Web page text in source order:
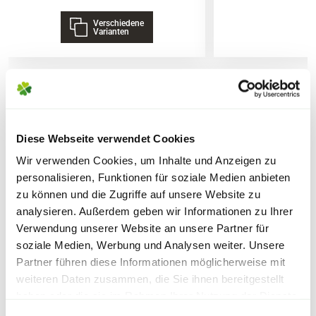
Diese Webseite verwendet Cookies
Wir verwenden Cookies, um Inhalte und Anzeigen zu
personalisieren, Funktionen für soziale Medien anbieten
zu können und die Zugriffe auf unsere Website zu
analysieren. Außerdem geben wir Informationen zu Ihrer
Verwendung unserer Website an unsere Partner für
soziale Medien, Werbung und Analysen weiter. Unsere
Partner führen diese Informationen möglicherweise mit
weiteren Daten zusammen, die Sie ihnen bereitgestellt
4,0 % N Gesamtstickstoff
6,0% K2O Gesamtkaliumoxid
Pflanzliche Stoffe aus der Lebens-, Genuss-
0,7 % S wasserlöslicher Schwefel
2,5 % Na wasserlösliches Natrium
48 % organische Substanz
Sicherheitsdatenblatt
Lieferhinweise
KÖNNEN ENTSTEHEN
PAKETVERSAND
6,95€für Standardpakete (z.B.Dünger oder
Zubehör)
für größere Pakete (z.B. Pflanzen oder
Verschiedene
Varianten